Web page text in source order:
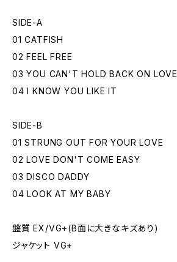
SIDE-A
01 CATFISH
02 FEEL FREE
03 YOU CAN'T HOLD BACK ON LOVE
04 I KNOW YOU LIKE IT
SIDE-B
01 STRUNG OUT FOR YOUR LOVE
02 LOVE DON'T COME EASY
03 DISCO DADDY
04 LOOK AT MY BABY
盤質 EX/VG+(B面に大きなキズあり)
ジャケット VG+